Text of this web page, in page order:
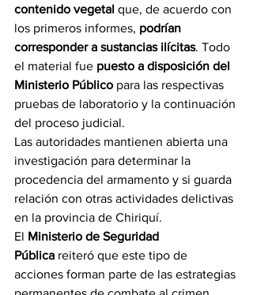
contenido vegetal que, de acuerdo con
los primeros informes, podrían
corresponder a sustancias ilícitas. Todo
el material fue puesto a disposición del
Ministerio Público para las respectivas
pruebas de laboratorio y la continuación
del proceso judicial.
Las autoridades mantienen abierta una
investigación para determinar la
procedencia del armamento y si guarda
relación con otras actividades delictivas
en la provincia de Chiriquí.
El Ministerio de Seguridad
Pública reiteró que este tipo de
acciones forman parte de las estrategias